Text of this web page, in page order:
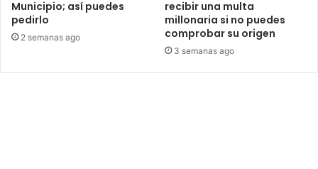
Municipio; así puedes
pedirlo
2 semanas ago
recibir una multa
millonaria si no puedes
comprobar su origen
3 semanas ago